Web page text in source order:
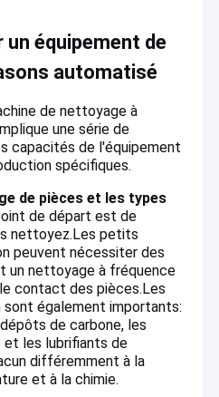
véhicules à moteur
nettoyage de bijoux
l'électronique
moteur
médical
laboratoire
Digital
équipement de
automatisé
de nettoyage à
une série de
capacités de l'équipement
spécifiques.
de pièces et les types
de départ est de
nettoyez.Les petits
peuvent nécessiter des
un nettoyage à fréquence
contact des pièces.Les
également importants:
de carbone, les
et les lubrifiants de
différemment à la
et à la chimie.
technique gratuite, un soutien
vente, vous aidant à établir
à long terme avec vos
de nettoyage par ultrasons
des solutions de nettoyage
d'obtenir les meilleurs
maximale de nos
du modèle à l'exploitation
nous travaillons
notoriété auprès des clients dans
aérospatiale, électronique,
de laboratoire, et bien
24 et 7j/7 et prêts à répondre à
équipement de nettoyage par